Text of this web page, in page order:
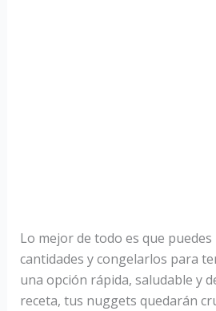
Lo mejor de todo es que
cantidades y congelarlos para
una opción rápida, saludable y
receta, tus nuggets quedarán